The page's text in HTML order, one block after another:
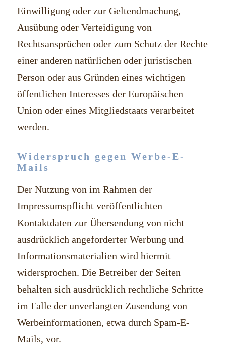
Einwilligung oder zur Geltendmachung,
Ausübung oder Verteidigung von
Rechtsansprüchen oder zum Schutz der Rechte
einer anderen natürlichen oder juristischen
Person oder aus Gründen eines wichtigen
öffentlichen Interesses der Europäischen
Union oder eines Mitgliedstaats verarbeitet
werden.
Widerspruch gegen Werbe-E-
Mails
Der Nutzung von im Rahmen der
Impressumspflicht veröffentlichten
Kontaktdaten zur Übersendung von nicht
ausdrücklich angeforderter Werbung und
Informationsmaterialien wird hiermit
widersprochen. Die Betreiber der Seiten
behalten sich ausdrücklich rechtliche Schritte
im Falle der unverlangten Zusendung von
Werbeinformationen, etwa durch Spam-E-
Mails, vor.